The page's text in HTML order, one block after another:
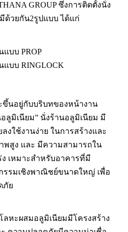
GROUP ซึ่งการติดตั้งนั่ง
ด้วยกัน2รูปแบบ ได้แก่
แบบ PROP
แบบ RINGLOCK
ขึ้นอยู่กับบริบทของหน้างาน
ลูมิเนียม” นั่งร้านอลูมิเนียม มี
งใช้งานง่าย ในการสร้างและ
สูง และ มีความสามารถใน
เหมาะสำหรับอาคารที่มี
รรมเชิงพาณิชย์ขนาดใหญ่ เพื่อ
ภัย
ลหะผสมอลูมิเนียมมีโครงสร้าง